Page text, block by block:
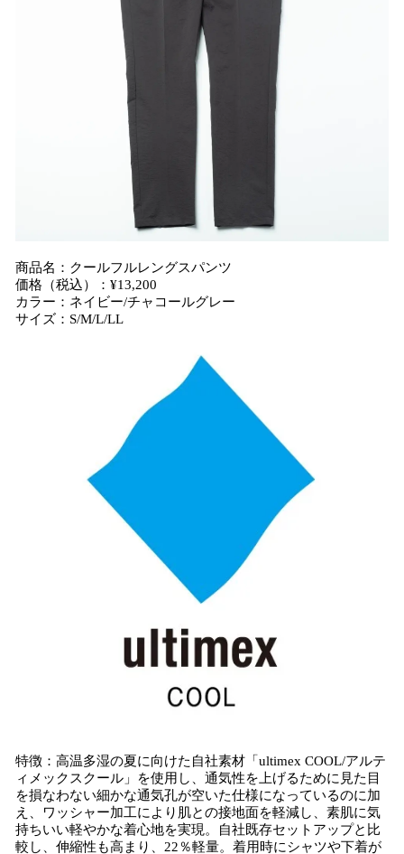
商品名：クールフルレングスパンツ
価格（税込）：¥13,200
カラー：ネイビー/チャコールグレー
サイズ：S/M/L/LL
特徴：高温多湿の夏に向けた自社素材「ultimex COOL/アルテ
ィメックスクール」を使用し、通気性を上げるために見た目
を損なわない細かな通気孔が空いた仕様になっているのに加
え、ワッシャー加工により肌との接地面を軽減し、素肌に気
持ちいい軽やかな着心地を実現。自社既存セットアップと比
較し、伸縮性も高まり、22％軽量。着用時にシャツや下着が